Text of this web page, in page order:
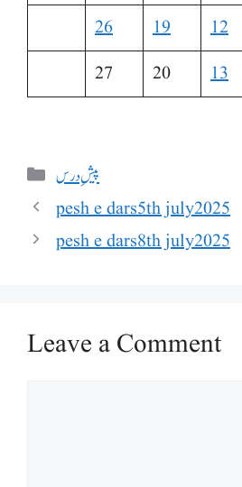
26
19 12
27
20 13
Categories
پیشِ درس
pesh e dars5th july2025
pesh e dars8th july2025
Leave a Comment